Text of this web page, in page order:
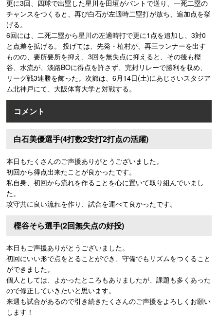
更に3回、四球で出塁した星川を田垣がバントで送り、一死二塁の
チャンスをつくると、再び白石が左適時二塁打が放ち、追加点を挙
げる。
6回には、二死二塁から星川の左適時打で更に1点を追加し、3対0
と点差を拡げる。 投げては、先発・植村が、再三ランナーを出す
ものの、要所要所を抑え、3回を無失点に抑えると、その後も樫
谷、水流が、淡路BOに得点を許さず、完封リレーで勝利を収め、
リーグ戦3連勝を飾った。次節は、6月14日(土)にあじさいスタジア
ム北神戸にて、大阪体育大学と対戦する。
コメント
白石美優選手(4打数2安打2打点の活躍)
本日もたくさんのご声援ありがとうございました。
初回から得点出来たことが良かったです。
私自身、初回から流れを作ることを心に置いて取り組んでいまし
た。
攻守共に良い流れを作り、試合を運べて良かったです。
樫谷そら選手(2回無失点の好投)
本日もご声援ありがとうございました。
初回にいい形で点をとることができ、守備でもリズムをつくること
ができました。
個人としては、よかったところもありましたが、課題も多くあった
ので修正していきたいと思います。
来週も試合があるので引き続きたくさんのご声援をよろしくお願い
します！